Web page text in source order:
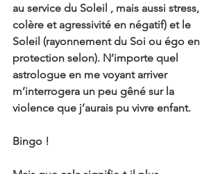
au service du Soleil , mais aussi stress,
colère et agressivité en négatif) et le
Soleil (rayonnement du Soi ou égo en
protection selon). N’importe quel
astrologue en me voyant arriver
m’interrogera un peu gêné sur la
violence que j’aurais pu vivre enfant.
Bingo !